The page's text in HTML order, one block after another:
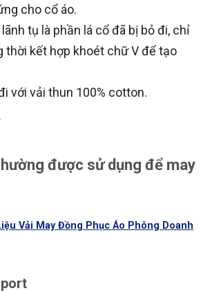
cho cổ áo.
tụ là phần lá cổ đã bị bỏ đi, chỉ
thời kết hợp khoét chữ V để tạo
với vải thun 100% cotton.
được sử dụng để may
Vải May Đồng Phục Áo Phông Doanh